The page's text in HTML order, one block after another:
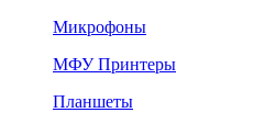
Микрофоны
МФУ Принтеры
Планшеты